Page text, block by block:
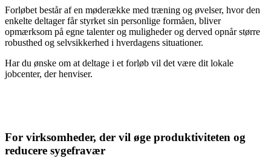
Forløbet består af en møderække med træning og øvelser, hvor den
enkelte deltager får styrket sin personlige formåen, bliver
opmærksom på egne talenter og muligheder og derved opnår større
robusthed og selvsikkerhed i hverdagens situationer.
Har du ønske om at deltage i et forløb vil det være dit lokale
jobcenter, der henviser.
For virksomheder, der vil øge produktiviteten og
reducere sygefravær